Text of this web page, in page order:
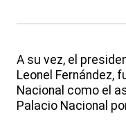
A su vez, el
Leonel Fernández,
Nacional como el
Palacio Nacional